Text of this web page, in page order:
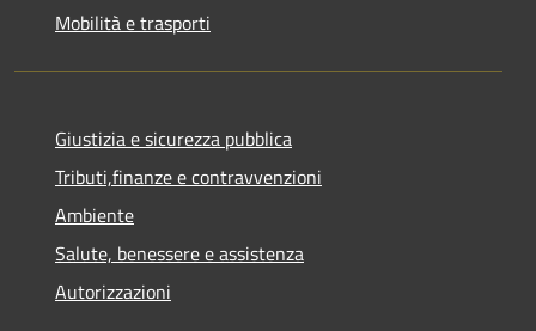
Mobilità e trasporti
Giustizia e sicurezza pubblica
Tributi,finanze e contravvenzioni
Ambiente
Salute, benessere e assistenza
Autorizzazioni